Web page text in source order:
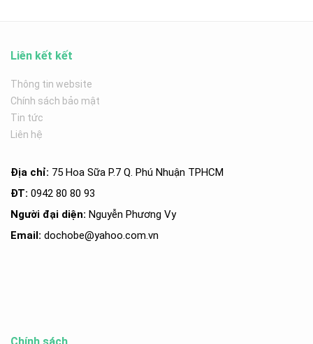
Liên kết kết
Thông tin website
Chính sách bảo mật
Tin tức
Liên hệ
Địa chỉ: 75 Hoa Sữa P.7 Q. Phú Nhuận TPHCM
ĐT: 0942 80 80 93
Người đại diện: Nguyễn Phương Vy
Email: dochobe@yahoo.com.vn